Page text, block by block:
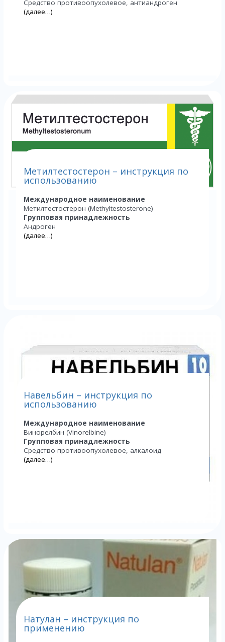
Средство противоопухолевое, антиандроген
(далее…)
Метилтестостерон – инструкция по
использованию
Международное наименование
Метилтестостерон (Methyltestosterone)
Групповая принадлежность
Андроген
(далее…)
Навельбин – инструкция по
использованию
Международное наименование
Винорелбин (Vinorelbine)
Групповая принадлежность
Средство противоопухолевое, алкалоид
(далее…)
Натулан – инструкция по
применению